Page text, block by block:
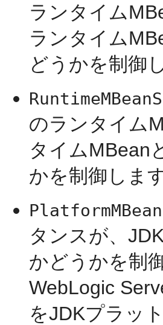
ランタイム
ランタイム
どうかを制御
のランタイム
タイムMBean
かを制御します
タンスが、
かどうかを制
WebLogic
をJDKプラッ